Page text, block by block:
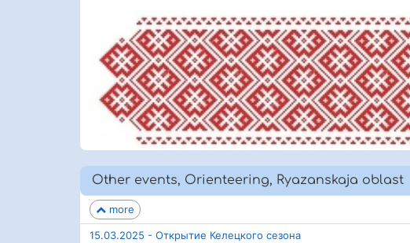
Other events, Orienteering, Ryazanskaja oblast
more
15.03.2025 - Открытие Келецкого сезона